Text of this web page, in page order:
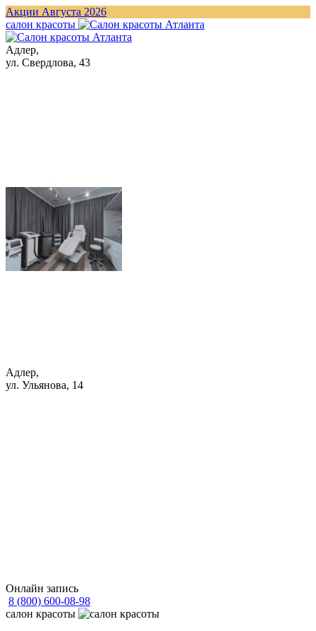
Акции Августа 2026
cалон красоты
Адлер,
ул. Свердлова, 43
Адлер,
ул. Ульянова, 14
Онлайн запись
8 (800) 600-08-98
cалон красоты